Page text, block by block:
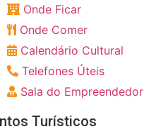
Onde Ficar
Onde Comer
Calendário Cultural
Telefones Úteis
Sala do Empreendedor
Turísticos